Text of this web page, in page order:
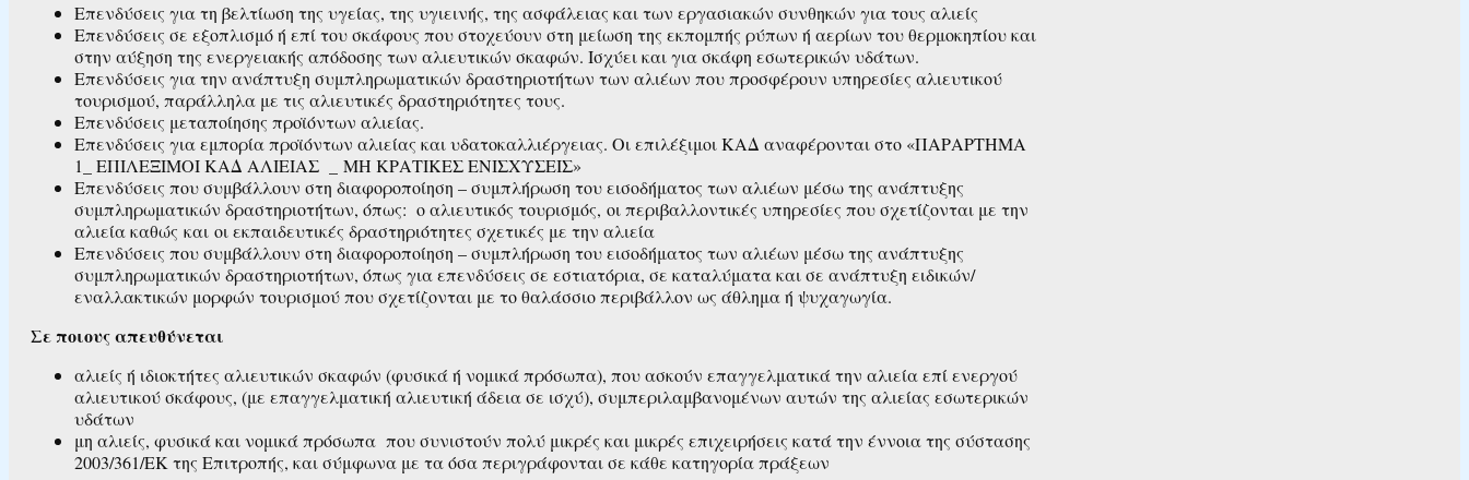
Επενδύσεις για τη βελτίωση της υγείας, της υγιεινής, της ασφάλειας και των εργασιακών συνθηκών για τους αλιείς
Επενδύσεις σε εξοπλισμό ή επί του σκάφους που στοχεύουν στη μείωση της εκπομπής ρύπων ή αερίων του θερμοκηπίου και
στην αύξηση της ενεργειακής απόδοσης των αλιευτικών σκαφών. Ισχύει και για σκάφη εσωτερικών υδάτων.
Επενδύσεις για την ανάπτυξη συμπληρωματικών δραστηριοτήτων των αλιέων που προσφέρουν υπηρεσίες αλιευτικού
τουρισμού, παράλληλα με τις αλιευτικές δραστηριότητες τους.
Επενδύσεις μεταποίησης προϊόντων αλιείας.
Επενδύσεις για εμπορία προϊόντων αλιείας και υδατοκαλλιέργειας. Οι επιλέξιμοι ΚΑΔ αναφέρονται στο «ΠΑΡΑΡΤΗΜΑ
1_ ΕΠΙΛΕΞΙΜΟΙ ΚΑΔ ΑΛΙΕΙΑΣ _ ΜΗ ΚΡΑΤΙΚΕΣ ΕΝΙΣΧΥΣΕΙΣ»
Επενδύσεις που συμβάλλουν στη διαφοροποίηση – συμπλήρωση του εισοδήματος των αλιέων μέσω της ανάπτυξης
συμπληρωματικών δραστηριοτήτων, όπως: ο αλιευτικός τουρισμός, οι περιβαλλοντικές υπηρεσίες που σχετίζονται με την
αλιεία καθώς και οι εκπαιδευτικές δραστηριότητες σχετικές με την αλιεία
Επενδύσεις που συμβάλλουν στη διαφοροποίηση – συμπλήρωση του εισοδήματος των αλιέων μέσω της ανάπτυξης
συμπληρωματικών δραστηριοτήτων, όπως για επενδύσεις σε εστιατόρια, σε καταλύματα και σε ανάπτυξη ειδικών/
εναλλακτικών μορφών τουρισμού που σχετίζονται με το θαλάσσιο περιβάλλον ως άθλημα ή ψυχαγωγία.
Σε ποιους απευθύνεται
αλιείς ή ιδιοκτήτες αλιευτικών σκαφών (φυσικά ή νομικά πρόσωπα), που ασκούν επαγγελματικά την αλιεία επί ενεργού
αλιευτικού σκάφους, (με επαγγελματική αλιευτική άδεια σε ισχύ), συμπεριλαμβανομένων αυτών της αλιείας εσωτερικών
υδάτων
μη αλιείς, φυσικά και νομικά πρόσωπα που συνιστούν πολύ μικρές και μικρές επιχειρήσεις κατά την έννοια της σύστασης
2003/361/ΕΚ της Επιτροπής, και σύμφωνα με τα όσα περιγράφονται σε κάθε κατηγορία πράξεων